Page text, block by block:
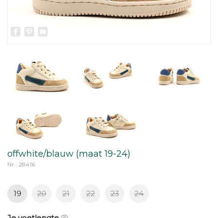
Facebook
Pinterest
offwhite/blauw (maat 19-24)
Nr.: 28416
19 20 21 22 23 24